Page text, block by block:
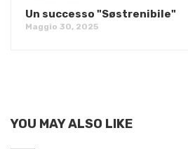
Un successo "Søstrenibile"
Maggio 30, 2025
YOU MAY ALSO LIKE